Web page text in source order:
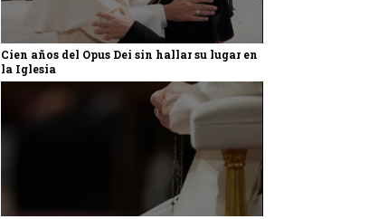
Cien años del Opus Dei sin hallar su lugar en
la Iglesia